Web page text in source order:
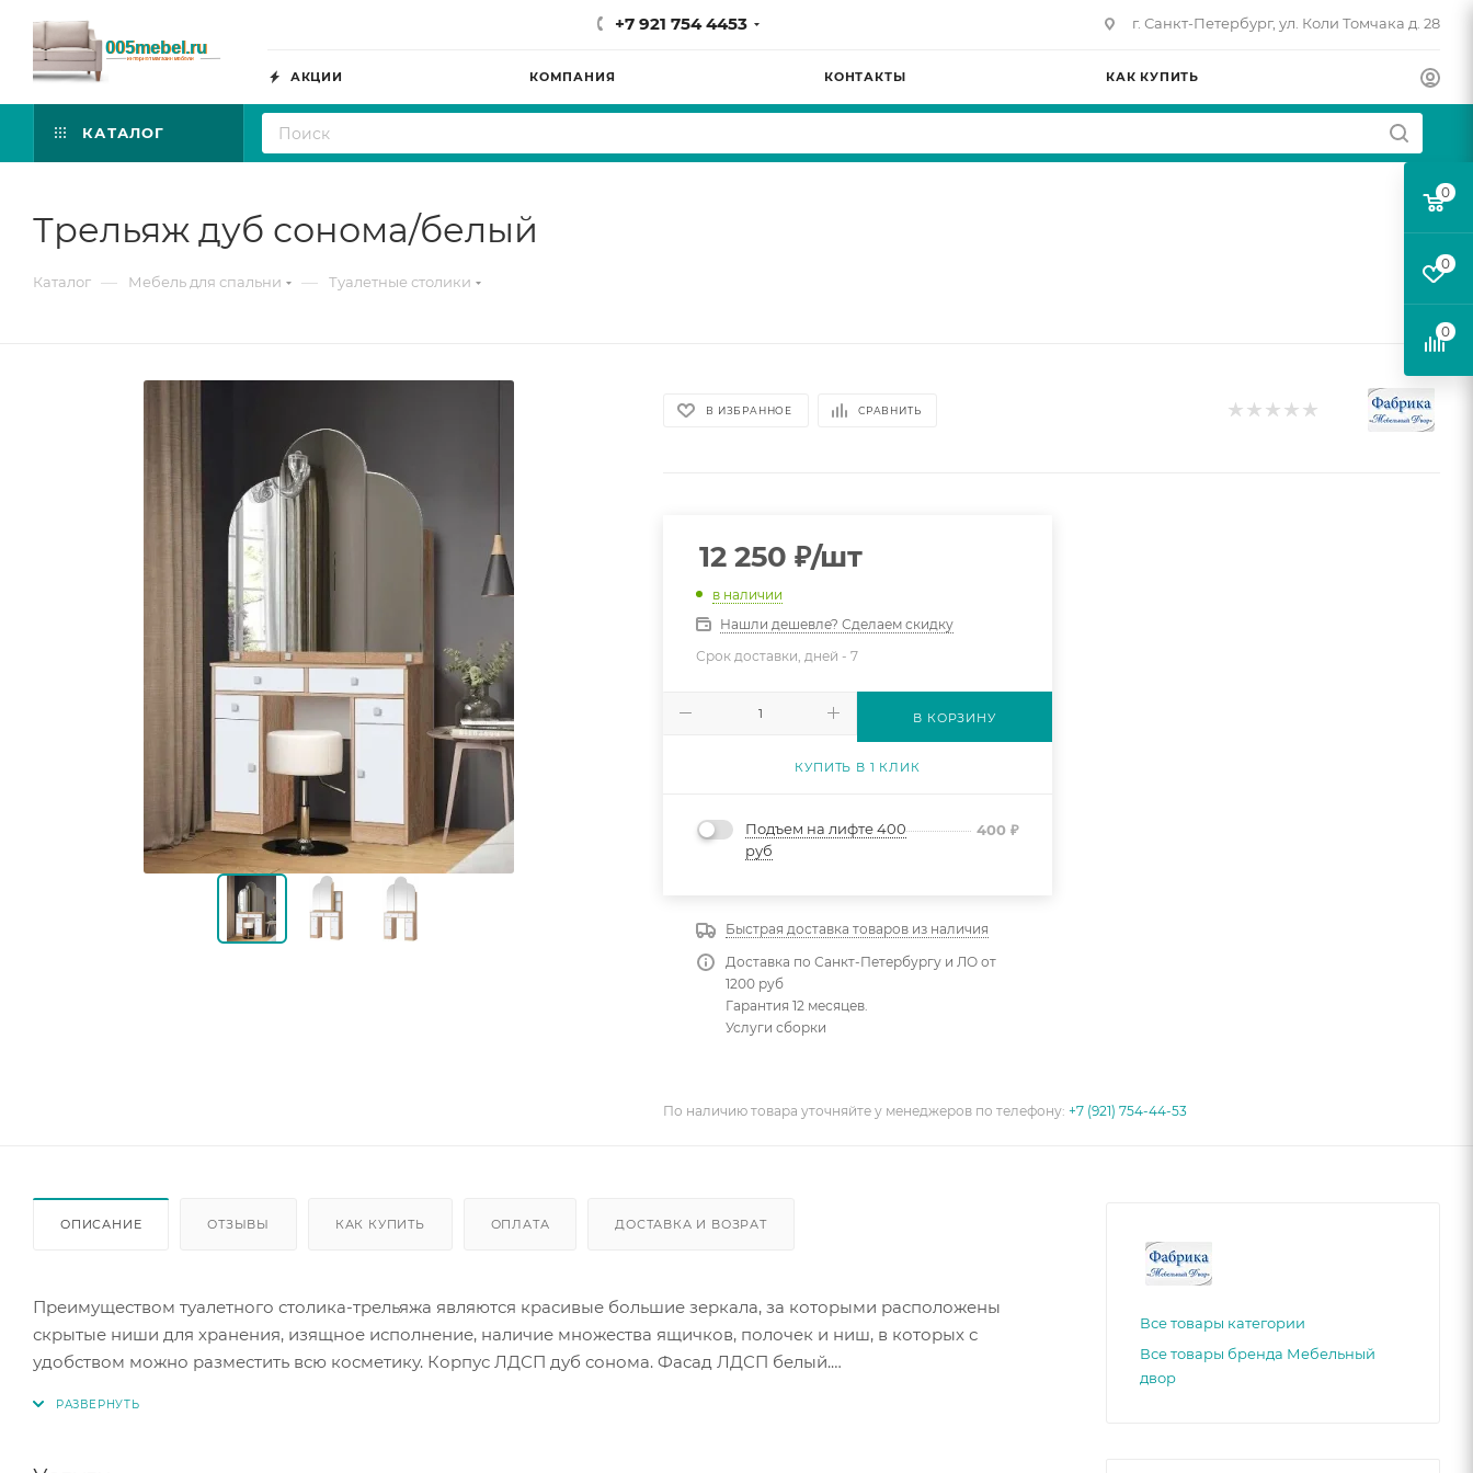
+7 921 754 4453 г. Санкт-Петербург, ул. Коли Томчака д. 28
АКЦИИ КОМПАНИЯ КОНТАКТЫ КАК КУПИТЬ
КАТАЛОГ
Трельяж дуб сонома/белый
Каталог — Мебель для спальни — Туалетные столики
В ИЗБРАННОЕ СРАВНИТЬ
12 250 ₽/шт
в наличии
Нашли дешевле? Сделаем скидку
Срок доставки, дней -7
В КОРЗИНУ
КУПИТЬ В 1 КЛИК
Подъем на лифте 400
руб
400₽
Быстрая доставка товаров из наличия
Доставка по Санкт-Петербургу и ЛО от
1200 руб
Гарантия 12 месяцев.
Услуги сборки
По наличию товара уточняйте у менеджеров по телефону:+7 (921) 754-44-53
ОПИСАНИЕ ОТЗЫВЫ КАК КУПИТЬ ОПЛАТА ДОСТАВКА И ВОЗРАТ
Преимуществом туалетного столика-трельяжа являются красивые большие зеркала, за которыми расположены
скрытые ниши для хранения, изящное исполнение, наличие множества ящичков, полочек и ниш, в которых с
удобством можно разместить всю косметику. Корпус ЛДСП дуб сонома. Фасад ЛДСП белый.
Все товары категории
Все товары бренда Мебельный
двор
0
0
0